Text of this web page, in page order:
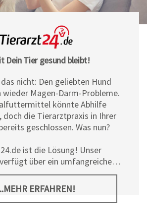
Dein Tier gesund bleibt!
nicht: Den geliebten Hund
wieder Magen-Darm-Probleme.
könnte Abhilfe
doch die Tierarztpraxis in Ihrer
geschlossen. Was nun?
ist die Lösung! Unser
über ein umfangreiches
an Diät- und
Pflegeprodukten
tierischem Zubehör für Hunde,
Neben den hochwertigen
ERFAHREN!